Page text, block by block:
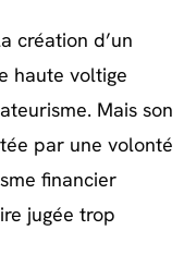
création d’un
haute voltige
Mais son
par une volonté
financier
jugée trop